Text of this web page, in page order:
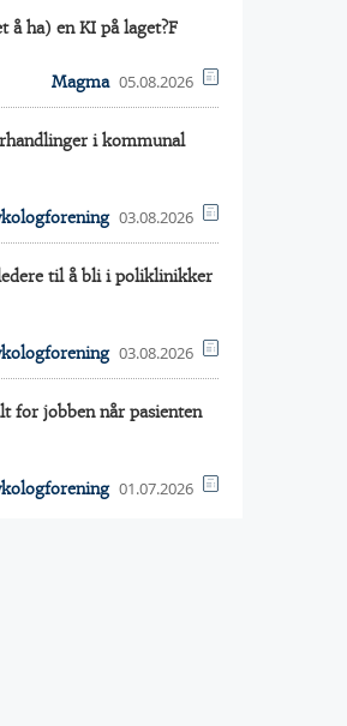
ha) en KI på laget?F
Magma 05.08.2026
i kommunal
03.08.2026
til å bli i poliklinikker
03.08.2026
for jobben når pasienten
01.07.2026